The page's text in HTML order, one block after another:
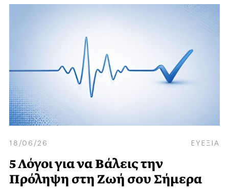
18/06/26 ΕΥΕΞΙΑ
5 Λόγοι για να Βάλεις την
Πρόληψη στη Ζωή σου Σήμερα